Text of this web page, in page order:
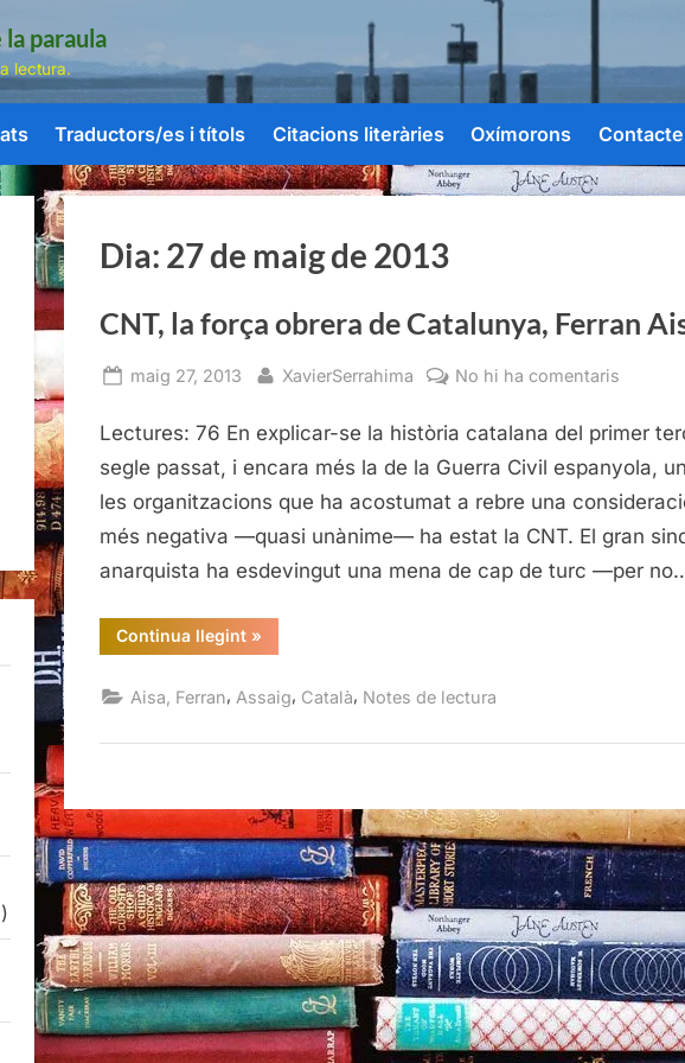
paraula
lectura.
Traductors/es i títols Citacions literàries Oxímorons Contacte
Dia: 27 de maig de 2013
CNT, la força obrera de Catalunya, Ferran
Posted
maig 27, 2013 By
XavierSerrahima No hi ha comentaris
la
força
obrera
Ferran
Lectures: 76 En explicar-se la història catalana del primer
segle passat, i encara més la de la Guerra Civil espanyola,
les organitzacions que ha acostumat a rebre una
més negativa —quasi unànime— ha estat la CNT. El gran
anarquista ha esdevingut una mena de cap de turc —per
Continua llegint“CNT,
la
de
Aisa”
»
Aisa, Ferran, Assaig, Català, Notes de lectura